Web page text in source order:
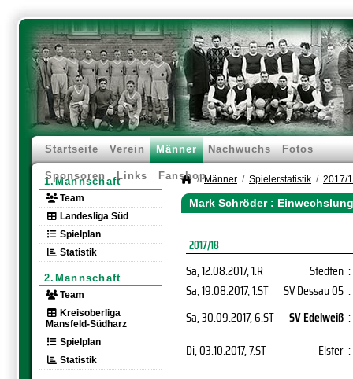
Startseite Verein Männer Nachwuchs Fotos
Sponsoren Links Fanshop
1.Mannschaft
Team
Landesliga Süd
Spielplan
Statistik
2.Mannschaft
Team
Kreisoberliga
Mansfeld-Südharz
Spielplan
Statistik
Männer Spielerstatistik 2017/
Mark Schröder :
2017/18
Sa, 12.08.2017, 1.R Stedten :
Sa, 19.08.2017, 1.ST SV Dessau 05 :
Sa, 30.09.2017, 6.ST SV Edelweiß :
Di, 03.10.2017, 7.ST Elster :